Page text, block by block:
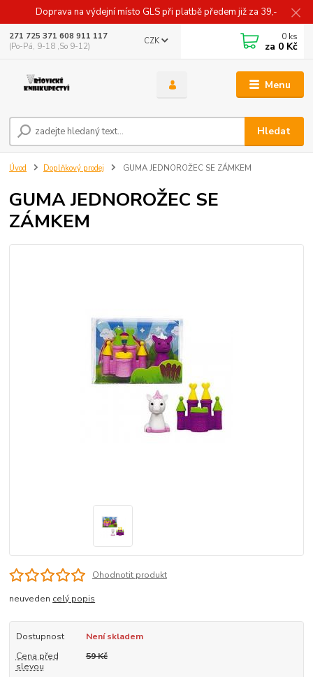
Doprava na výdejní místo GLS při platbě předem již za 39,-
Menu
CZK
Hledat
271 725 371 608 911 117
(Po-Pá, 9-18 ,So 9-12)
0 ks
za 0 Kč
Úvod Doplňkový prodej GUMA JEDNOROŽEC SE ZÁMKEM
GUMA JEDNOROŽEC SE
ZÁMKEM
Ohodnotit produkt
neuveden celý popis
Dostupnost
Není skladem
Cena před
slevou
59 Kč